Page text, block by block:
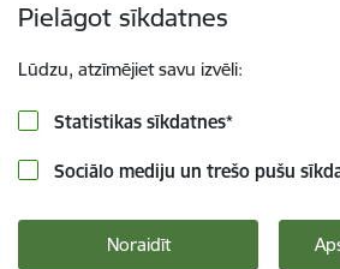
Pielāgot sīkdatnes
Lūdzu, atzīmējiet savu izvēli:
Statistikas sīkdatnes*
Sociālo mediju un trešo pušu
Noraidīt